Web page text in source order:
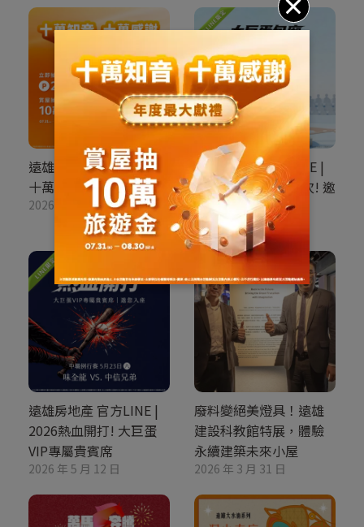
遠雄房地產 官方LINE |
十萬知音，十萬感謝
2026 年 7 月 31 日
遠雄房地產 官方LINE |
大巨蛋包廂 限量席次! 邀
您入座
2026 年 7 月 17 日
遠雄房地產 官方LINE |
2026熱血開打! 大巨蛋
VIP專屬貴賓席
2026 年 5 月 12 日
廢料變絕美燈具！遠雄
建設科教館特展，體驗
永續建築未來小屋
2026 年 3 月 31 日